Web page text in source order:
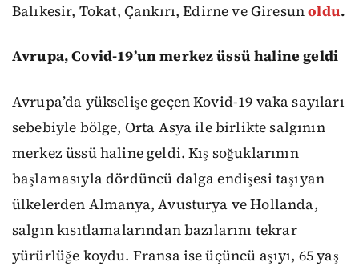
Balıkesir, Tokat, Çankırı, Edirne ve Giresunoldu.
Avrupa, Covid-19’un merkez üssü haline geldi
Avrupa’da yükselişe geçen Kovid-19 vaka sayıları
sebebiyle bölge, Orta Asya ile birlikte salgının
merkez üssü haline geldi. Kış soğuklarının
başlamasıyla dördüncü dalga endişesi taşıyan
ülkelerden Almanya, Avusturya ve Hollanda,
salgın kısıtlamalarından bazılarını tekrar
yürürlüğe koydu. Fransa ise üçüncü aşıyı, 65 yaş